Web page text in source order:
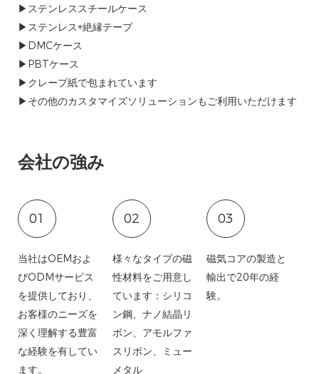
▶ステンレススチールケース
▶ステンレス+絶縁テープ
▶DMCケース
▶PBTケース
▶クレープ紙で包まれています
▶その他のカスタマイズソリューションもご利用いただけます
会社の強み
01
当社はOEMおよ
びODMサービス
を提供しており、
お客様のニーズを
深く理解する豊富
な経験を有してい
ます。
02
様々なタイプの磁
性材料をご用意し
ています：シリコ
ン鋼、ナノ結晶リ
ボン、アモルファ
スリボン、ミュー
メタル
03
磁気コアの製造と
輸出で20年の経
験。